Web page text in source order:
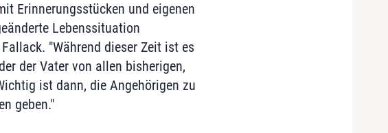
Erinnerungsstücken und eigenen
Lebenssituation
"Während dieser Zeit ist es
der Vater von allen bisherigen,
ist dann, die Angehörigen zu
geben."